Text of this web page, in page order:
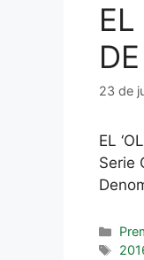
23 de
EL
Serie